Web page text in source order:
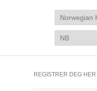
REGISTRER DEG HER